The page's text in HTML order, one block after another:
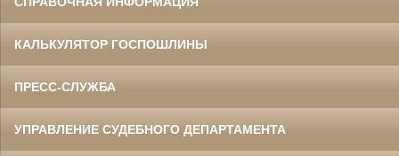
КАЛЬКУЛЯТОР ГОСПОШЛИНЫ
ПРЕСС-СЛУЖБА
УПРАВЛЕНИЕ СУДЕБНОГО ДЕПАРТАМЕНТА